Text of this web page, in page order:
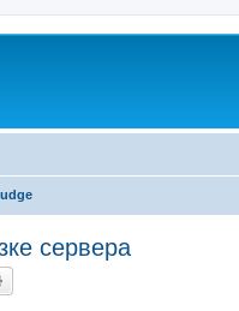
сервера